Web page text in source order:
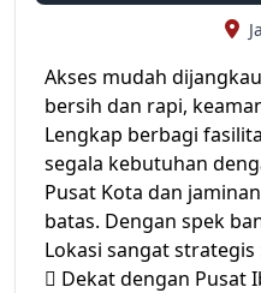
Akses mudah
bersih dan rapi,
Lengkap berbagi
segala kebutuhan
Pusat Kota dan
batas. Dengan spek
Lokasi sangat strategis
 Dekat dengan Pusat